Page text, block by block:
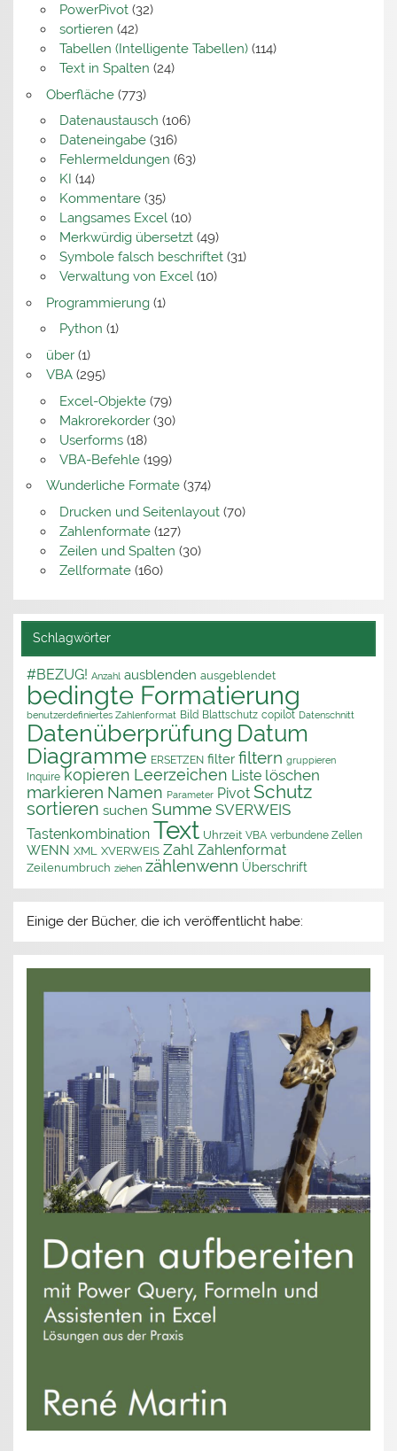
PowerPivot(32)
sortieren (42)
Tabellen (Intelligente Tabellen)(114)
Text in Spalten (24)
Oberfläche(773)
Datenaustausch (106)
Dateneingabe(316)
Fehlermeldungen (63)
KI (14)
Kommentare(35)
Langsames Excel(10)
Merkwürdig übersetzt(49)
Symbole falsch beschriftet(31)
Verwaltung von Excel(10)
Programmierung(1)
Python (1)
über(1)
VBA(295)
Excel-Objekte(79)
Makrorekorder(30)
Userforms(18)
VBA-Befehle(199)
Wunderliche Formate(374)
Drucken und Seitenlayout(70)
Zahlenformate(127)
Zeilen und Spalten (30)
Zellformate(160)
Schlagwörter
#BEZUG! Anzahl ausblenden ausgeblendet
bedingte Formatierung
benutzerdefiniertes Zahlenformat Bild Blattschutz copilot Datenschnitt
Datenüberprüfung Datum
Diagramme ERSETZEN filter filtern gruppieren
Inquire kopieren Leerzeichen Liste löschen
markieren Namen Parameter Pivot Schutz
sortieren suchen Summe SVERWEIS
Tastenkombination Text Uhrzeit VBA verbundene Zellen
WENN XML XVERWEIS Zahl Zahlenformat
Zeilenumbruch ziehen zählenwenn Überschrift
Einige der Bücher, die ich veröffentlicht habe: